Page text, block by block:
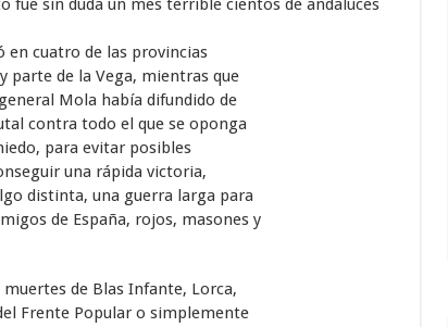
fue sin duda un mes terrible cientos de andaluces
en cuatro de las provincias
parte de la Vega, mientras que
Mola había difundido de
contra todo el que se oponga
para evitar posibles
una rápida victoria,
distinta, una guerra larga para
de España, rojos, masones y
de Blas Infante, Lorca,
Frente Popular o simplemente